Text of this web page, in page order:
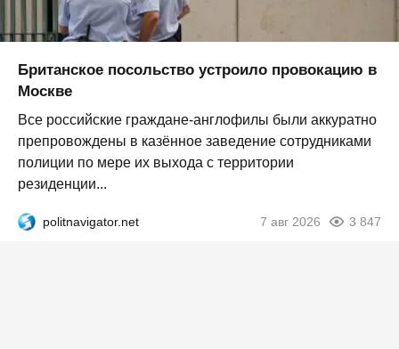
Британское посольство устроило провокацию в
Москве
Все российские граждане-англофилы были аккуратно
препровождены в казённое заведение сотрудниками
полиции по мере их выхода с территории
резиденции...
politnavigator.net 7 авг 2026 3 847